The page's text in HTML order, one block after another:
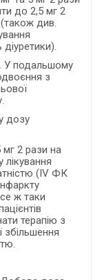
до 2,5 мг 2
(також див.
У подальшому
з
дозу
2 рази на
лікування
(IV ФК
ж таки
терапію з
збільшення